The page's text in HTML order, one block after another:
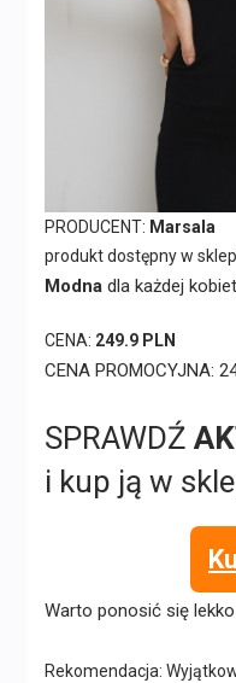
PRODUCENT: Marsala
produkt dostępny w
Modnadla każdej
CENA: 249.9 PLN
CENA PROMOCYJNA:
SPRAWDŹ
i kup ją w
Warto ponosić się
Rekomendacja: